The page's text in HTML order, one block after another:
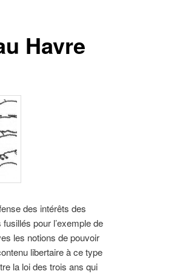
Havre
des intérêts des
pour l’exemple de
les notions de pouvoir
libertaire à ce type
la loi des trois ans qui